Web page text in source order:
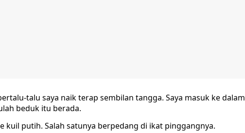
talu saya naik terap sembilan tangga. Saya masuk ke dalam
beduk itu berada.
kuil putih. Salah satunya berpedang di ikat pinggangnya.